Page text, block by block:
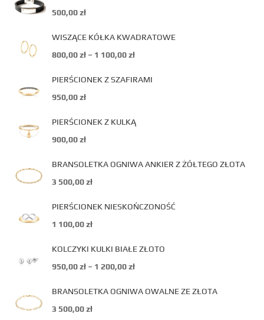
500,00zł
WISZĄCE KÓŁKA KWADRATOWE
800,00zł – 1 100,00zł
PIERŚCIONEK Z SZAFIRAMI
950,00zł
PIERŚCIONEK Z KULKĄ
900,00zł
BRANSOLETKA OGNIWA ANKIER Z ŻÓŁTEGO ZŁOTA
3 500,00zł
PIERŚCIONEK NIESKOŃCZONOŚĆ
1 100,00zł
KOLCZYKI KULKI BIAŁE ZŁOTO
950,00zł – 1 200,00zł
BRANSOLETKA OGNIWA OWALNE ZE ZŁOTA
3 500,00zł